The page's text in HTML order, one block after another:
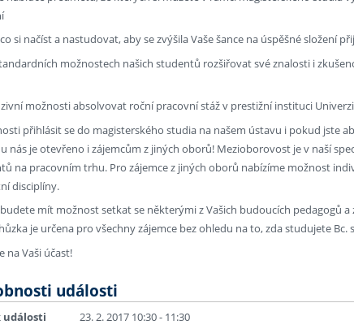
si načíst a nastudovat, aby se zvýšila Vaše šance na úspěšné složení
možnostech našich studentů rozšiřovat své znalosti i
možnosti absolvovat roční pracovní stáž v prestižní instituci
přihlásit se do magisterského studia na našem ústavu i pokud jste
nás je otevřeno i zájemcům z jiných oborů! Mezioborovost je v naší
na pracovním trhu. Pro zájemce z jiných oborů nabízíme možnost
disciplíny.
mít možnost setkat se některými z Vašich budoucích pedagogů
je určena pro všechny zájemce bez ohledu na to, zda studujete Bc.
na Vaši účast!
události
události
23. 2. 2017 10:30 - 11:30